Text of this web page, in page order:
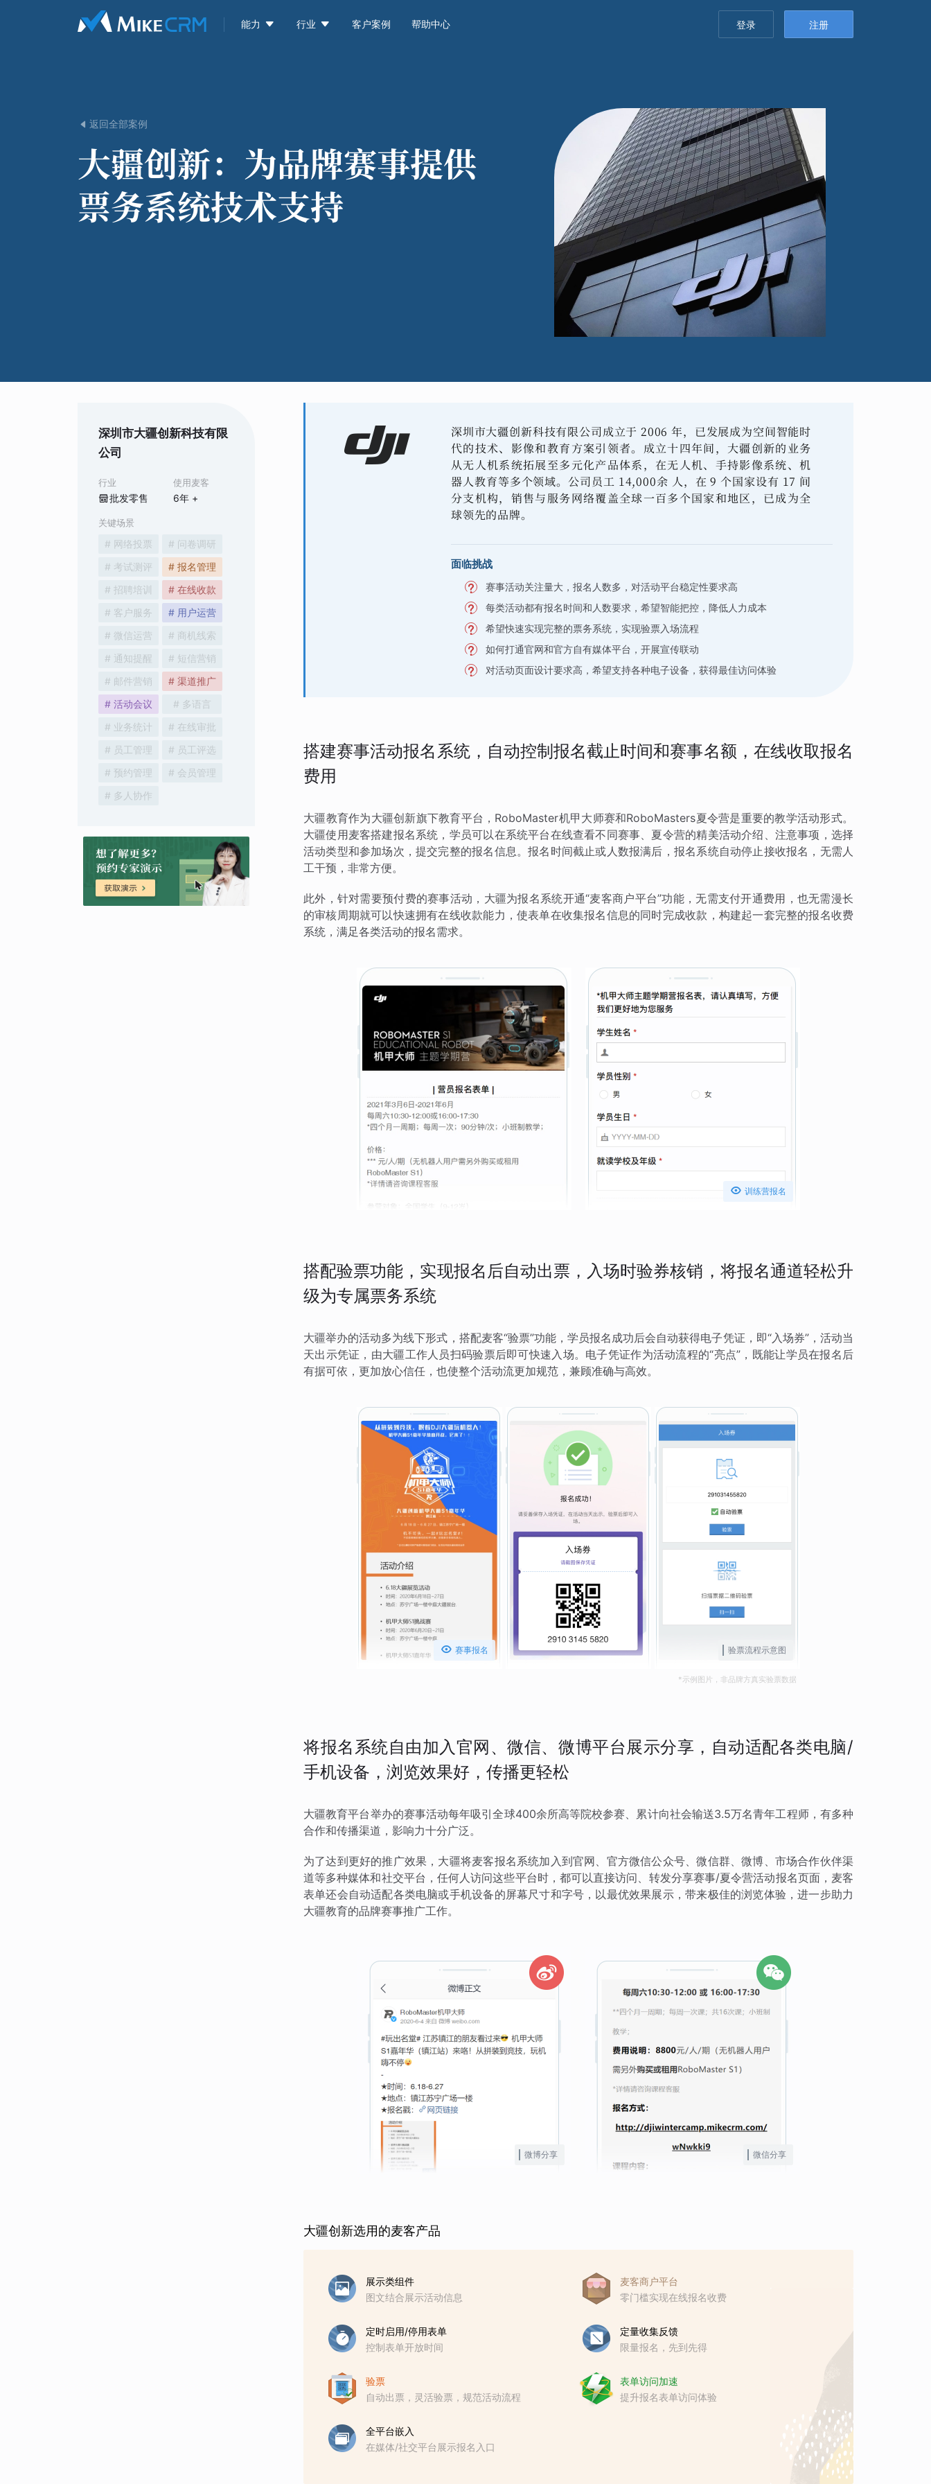
能力  行业  客户案例 帮助中心 登录 注册
 返回全部案例
大疆创新： 为品牌赛事提供
票务系统技术支持
深圳市大疆创新科技有限
公司
行业
批发零售
使用麦客
6年 +
关键场景
# 网络投票
# 问卷调研
# 考试测评
# 报名管理
# 招聘培训
# 在线收款
# 客户服务
# 用户运营
# 微信运营
# 商机线索
# 通知提醒
# 短信营销
# 邮件营销
# 渠道推广
# 活动会议
# 多语言
# 业务统计
# 在线审批
# 员工管理
# 员工评选
# 预约管理
# 会员管理
# 多人协作
深圳市大疆创新科技有限公司成立于 2006 年，已发展成为空间智能时
代的技术、影像和教育方案引领者。成立十四年间，大疆创新的业务
从无人机系统拓展至多元化产品体系，在无人机、手持影像系统、机
器人教育等多个领域。公司员工 14,000余 人，在 9 个国家设有 17 间
分支机构，销售与服务网络覆盖全球一百多个国家和地区，已成为全
球领先的品牌。
面临挑战
赛事活动关注量大，报名人数多，对活动平台稳定性要求高
每类活动都有报名时间和人数要求，希望智能把控，降低人力成本
希望快速实现完整的票务系统，实现验票入场流程
如何打通官网和官方自有媒体平台，开展宣传联动
对活动页面设计要求高，希望支持各种电子设备，获得最佳访问体验
搭建赛事活动报名系统，自动控制报名截止时间和赛事名额，在线收取报名
费用
大疆教育作为大疆创新旗下教育平台，RoboMaster机甲大师赛和RoboMasters夏令营是重要的教学活动形式。
大疆使用麦客搭建报名系统，学员可以在系统平台在线查看不同赛事、夏令营的精美活动介绍、注意事项，选择
活动类型和参加场次，提交完整的报名信息。报名时间截止或人数报满后，报名系统自动停止接收报名，无需人
工干预，非常方便。
此外，针对需要预付费的赛事活动，大疆为报名系统开通“麦客商户平台”功能，无需支付开通费用，也无需漫长
的审核周期就可以快速拥有在线收款能力，使表单在收集报名信息的同时完成收款，构建起一套完整的报名收费
系统，满足各类活动的报名需求。
 训练营报名
搭配验票功能，实现报名后自动出票，入场时验券核销，将报名通道轻松升
级为专属票务系统
大疆举办的活动多为线下形式，搭配麦客“验票”功能，学员报名成功后会自动获得电子凭证，即“入场券”，活动当
天出示凭证，由大疆工作人员扫码验票后即可快速入场。电子凭证作为活动流程的“亮点”，既能让学员在报名后
有据可依，更加放心信任，也使整个活动流更加规范，兼顾准确与高效。
 赛事报名 验票流程示意图
*示例图片，非品牌方真实验票数据
将报名系统自由加入官网、微信、微博平台展示分享，自动适配各类电脑/
手机设备，浏览效果好，传播更轻松
大疆教育平台举办的赛事活动每年吸引全球400余所高等院校参赛、累计向社会输送3.5万名青年工程师，有多种
合作和传播渠道，影响力十分广泛。
为了达到更好的推广效果，大疆将麦客报名系统加入到官网、官方微信公众号、微信群、微博、市场合作伙伴渠
道等多种媒体和社交平台，任何人访问这些平台时，都可以直接访问、转发分享赛事/夏令营活动报名页面，麦客
表单还会自动适配各类电脑或手机设备的屏幕尺寸和字号，以最优效果展示，带来极佳的浏览体验，进一步助力
大疆教育的品牌赛事推广工作。
微博分享 微信分享
大疆创新选用的麦客产品
展示类组件
图文结合展示活动信息
麦客商户平台
零门槛实现在线报名收费
定时启用/停用表单
控制表单开放时间
定量收集反馈
限量报名，先到先得
验票
自动出票，灵活验票，规范活动流程
表单访问加速
提升报名表单访问体验
全平台嵌入
在媒体/社交平台展示报名入口